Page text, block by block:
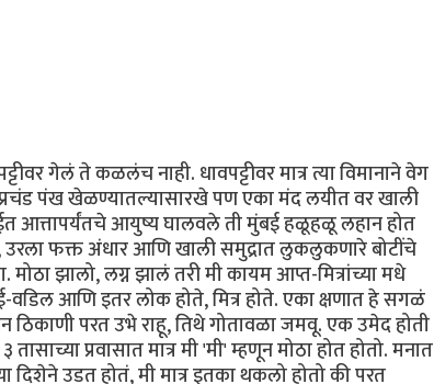
गेलं ते कळलंच नाही. धावपट्टीवर मात्र त्या विमानाने वेग
पंख खेळण्यातल्यासारखे पण एका मंद लयीत वर खाली
आत्तापर्यंतचे आयुष्य घालवले ती मुंबई हळूहळू लहान होत
फक्त अंधार आणि खाली समुद्रात लुकलुकणारे बोटींचे
झालो, लग्न झालं तरी मी कायम आप्त-मित्रांच्या मधे
आणि इतर लोक होते, मित्र होते. एका क्षणात हे सगळं
परत उभे राहू, तिथे गोतावळा जमवू. एक उमेद होती
प्रवासात मात्र मी 'मी' म्हणून मोठा होत होतो. मनात
दिशेने उडत होतं, मी मात्र इतका थकलो होतो की परत